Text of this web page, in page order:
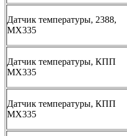
Датчик температуры, 2388,
МХ335
Датчик температуры, КПП
MX335
Датчик температуры, КПП
MX335